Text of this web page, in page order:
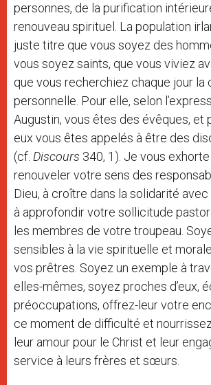
personnes, de la purification
renouveau spirituel. La population
juste titre que vous soyez des
vous soyez saints, que vous viviez
que vous recherchiez chaque jour la
personnelle. Pour elle, selon
Augustin, vous êtes des évêques, et
eux vous êtes appelés à être des
(cf. Discours 340, 1). Je vous
renouveler votre sens des
Dieu, à croître dans la solidarité
à approfondir votre sollicitude
les membres de votre troupeau.
sensibles à la vie spirituelle et
vos prêtres. Soyez un exemple à
elles-mêmes, soyez proches d’eux,
préoccupations, offrez-leur votre
ce moment de difficulté et
leur amour pour le Christ et leur
service à leurs frères et sœurs.